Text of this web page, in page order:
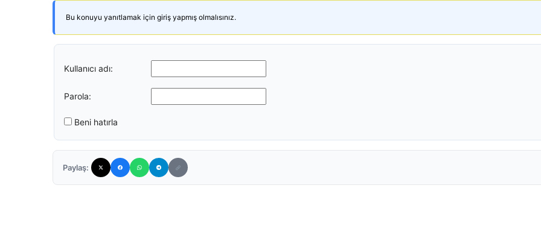
Bu konuyu yanıtlamak için giriş yapmış olmalısınız.
Kullanıcı adı:
Parola:
Beni hatırla
Paylaş: